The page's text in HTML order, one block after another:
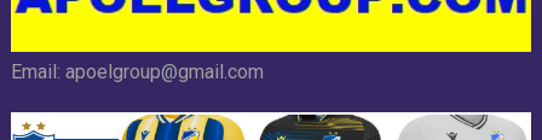
Email: apoelgroup@gmail.com